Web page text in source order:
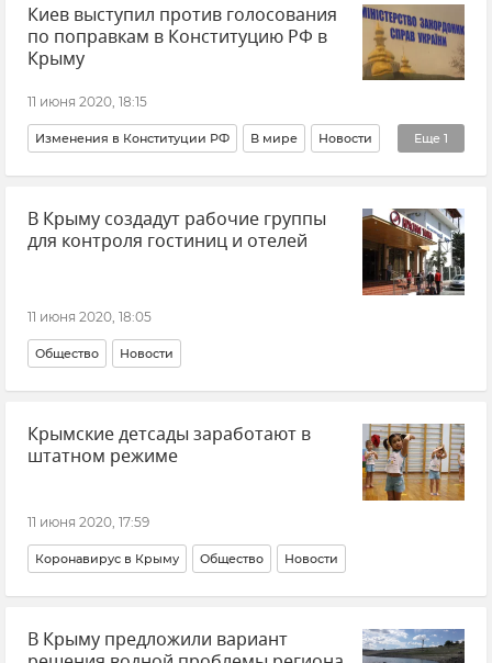
Киев выступил против голосования
по поправкам в Конституцию РФ в
Крыму
11 июня 2020, 18:15
Еще 1
Изменения в Конституции РФ В мире Новости
Политика
В Крыму создадут рабочие группы
для контроля гостиниц и отелей
11 июня 2020, 18:05
Общество Новости
Крымские детсады заработают в
штатном режиме
11 июня 2020, 17:59
Коронавирус в Крыму Общество Новости
В Крыму предложили вариант